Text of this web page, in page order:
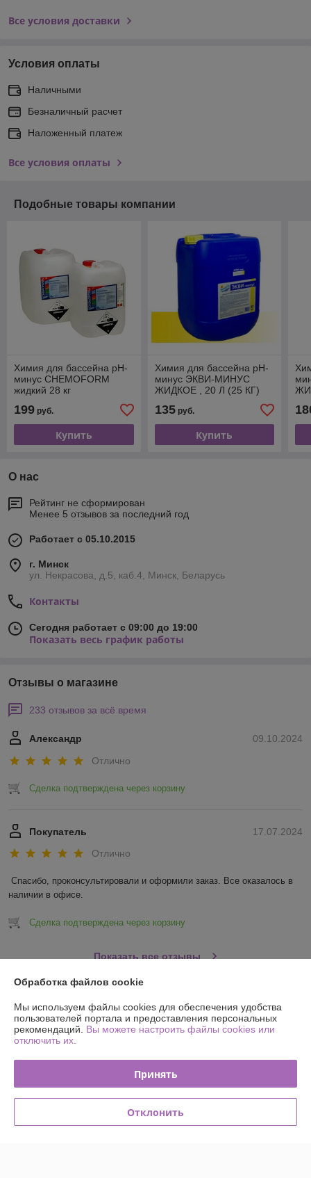
Все условия доставки
Условия оплаты
Наличными
Безналичный расчет
Наложенный платеж
Все условия оплаты
Подобные товары компании
Химия для бассейна рН-
минус CHEMOFORM
жидкий 28 кг
199 руб.
Купить
Химия для бассейна рН-
минус ЭКВИ-МИНУС
ЖИДКОЕ , 20 Л (25 КГ)
135руб.
Купить
О нас
Рейтинг не сформирован
Менее 5 отзывов за последний год
Работает с 05.10.2015
г. Минск
ул. Некрасова, д.5, каб.4, Минск, Беларусь
Контакты
Сегодня работает с 09:00 до 19:00
Показать весь график работы
Отзывы о магазине
233 отзывов за всё время
09.10.2024
Александр
Отлично
Сделка подтверждена через корзину
17.07.2024
Покупатель
Отлично
Спасибо, проконсультировали и оформили заказ. Все оказалось в
наличии в офисе.
Сделка подтверждена через корзину
Показать все отзывы
О нас
Контакты
График работы
Обработка файлов cookie
Мы используем файлы cookies для обеспечения удобства
пользователей портала и предоставления персональных
рекомендаций. Вы можете настроить файлы cookies или
отключить их.
Принять
Отклонить